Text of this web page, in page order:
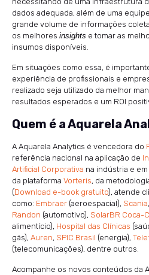
dados adequada, além de uma
grande volume de informações
os melhores insights e tomar as
insumos disponíveis.
Em situações como essa, é
experiência de profissionais e
realizado seja utilizado da melhor
resultados esperados e um ROI
Quem é a Aquarela
A Aquarela Analytics é vencedora do
referência nacional na aplicação de
Artificial Corporativa na indústria e
da plataforma Vorteris, da
(Download e-book gratuito), atende
como: Embraer (aeroespacial), Scania
Randon (automotivo), SolarBR Coca-
alimentício), Hospital das Clínicas
gás), Auren, SPIC Brasil (energia),
(telecomunicações), dentre outros.
Acompanhe os novos conteúdos da